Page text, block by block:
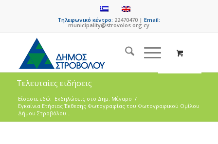
Τηλεφωνικό κέντρο: 22470470 |Email:
municipality@strovolos.org.cy
Τελευταίες ειδήσεις
Είσαστε εδώ: Eκδηλώσεις στο Δημ. Mέγαρο /
Εγκαίνια Ετήσιας Έκθεσης Φωτογραφίας του Φωτογραφικού Ομίλου
Δήμου Στροβόλου...